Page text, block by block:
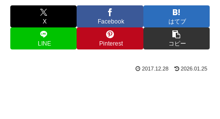
X Facebook はてブ
LINE Pinterest コピー
2017.12.28 2026.01.25